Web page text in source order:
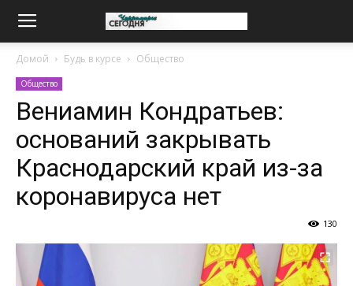
Домой Будь в курсе Общество
Общество
Вениамин Кондратьев:
оснований закрывать
Краснодарский край из-за
коронавируса нет
130